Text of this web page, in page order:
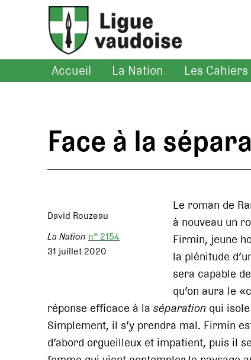
Accueil La Nation Les Cahiers
Face à la
David Rouzeau
La Nation n° 2154
31 juillet 2020
Le roman de
à nouveau un
Firmin, jeune
la plénitude
sera capable
qu’on aura le
réponse efficace à la séparation qui
Simplement, il s’y prendra mal. Firmin
d’abord orgueilleux et impatient, puis il